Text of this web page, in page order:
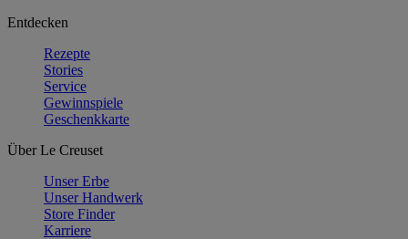
Entdecken
Rezepte
Stories
Service
Gewinnspiele
Geschenkkarte
Über Le Creuset
Unser Erbe
Unser Handwerk
Store Finder
Karriere